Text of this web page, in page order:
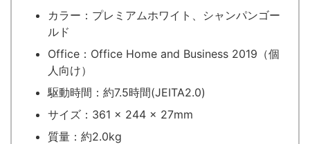
カラー：プレミアムホワイト、シャンパンゴー
ルド
Office：Office Home and Business 2019（個
人向け）
駆動時間：約7.5時間(JEITA2.0)
サイズ：361 × 244 × 27mm
質量：約2.0kg